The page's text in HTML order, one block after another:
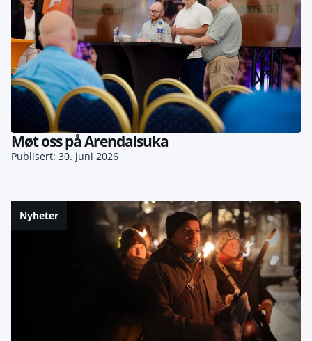
Møt oss på Arendalsuka
Publisert: 30. juni 2026
Nyheter